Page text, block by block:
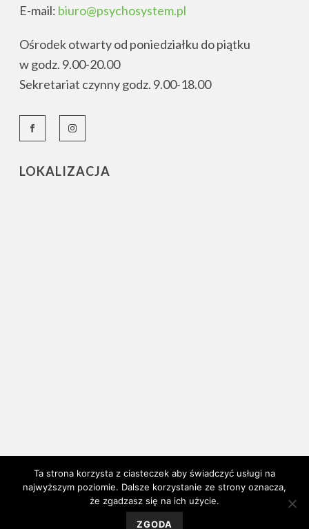
E-mail: biuro@psychosystem.pl
Ośrodek otwarty od poniedziałku do piątku
w godz. 9.00-20.00
Sekretariat czynny godz. 9.00-18.00
LOKALIZACJA
Ta strona korzysta z ciasteczek aby świadczyć usługi na
najwyższym poziomie. Dalsze korzystanie ze strony oznacza,
że zgadzasz się na ich użycie.
ZGODA